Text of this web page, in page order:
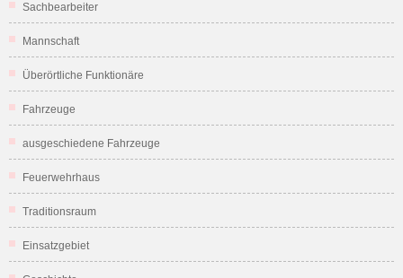
Sachbearbeiter
Mannschaft
Überörtliche Funktionäre
Fahrzeuge
ausgeschiedene Fahrzeuge
Feuerwehrhaus
Traditionsraum
Einsatzgebiet